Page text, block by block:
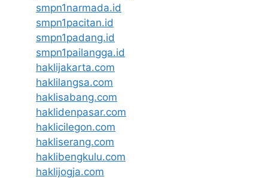
smpn1narmada.id
smpn1pacitan.id
smpn1padang.id
smpn1pailangga.id
haklijakarta.com
haklilangsa.com
haklisabang.com
haklidenpasar.com
haklicilegon.com
hakliserang.com
haklibengkulu.com
haklijogja.com